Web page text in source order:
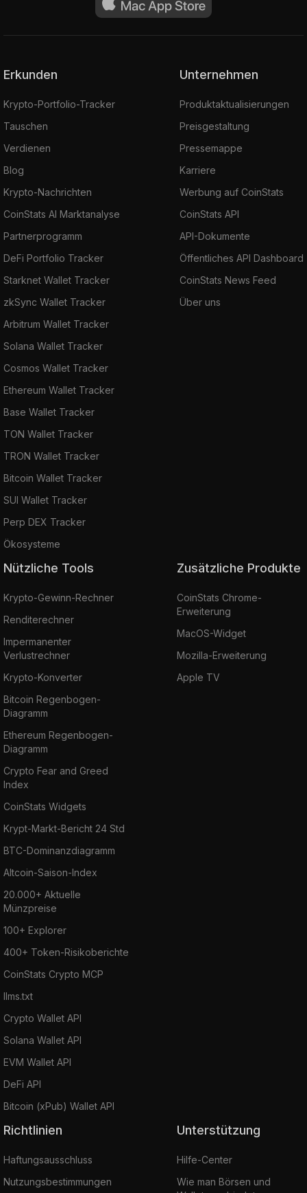
Erkunden
Krypto-Portfolio-Tracker
Tauschen
Verdienen
Blog
Krypto-Nachrichten
CoinStats AI Marktanalyse
Partnerprogramm
DeFi Portfolio Tracker
Starknet Wallet Tracker
zkSync Wallet Tracker
Arbitrum Wallet Tracker
Solana Wallet Tracker
Cosmos Wallet Tracker
Ethereum Wallet Tracker
Base Wallet Tracker
TON Wallet Tracker
TRON Wallet Tracker
Bitcoin Wallet Tracker
SUI Wallet Tracker
Perp DEX Tracker
Ökosysteme
Unternehmen
Produktaktualisierungen
Preisgestaltung
Pressemappe
Karriere
Werbung auf CoinStats
CoinStats API
API-Dokumente
Öffentliches API Dashboard
CoinStats News Feed
Über uns
Nützliche Tools
Krypto-Gewinn-Rechner
Renditerechner
Impermanenter
Verlustrechner
Krypto-Konverter
Bitcoin Regenbogen-
Diagramm
Ethereum Regenbogen-
Diagramm
Crypto Fear and Greed
Index
CoinStats Widgets
Krypt-Markt-Bericht 24 Std
BTC-Dominanzdiagramm
Altcoin-Saison-Index
20.000+ Aktuelle
Münzpreise
100+ Explorer
400+ Token-Risikoberichte
CoinStats Crypto MCP
llms.txt
Crypto Wallet API
Solana Wallet API
EVM Wallet API
DeFi API
Bitcoin (xPub) Wallet API
Zusätzliche Produkte
CoinStats Chrome-
Erweiterung
MacOS-Widget
Mozilla-Erweiterung
Apple TV
Richtlinien
Haftungsausschluss
Nutzungsbestimmungen
Unterstützung
Hilfe-Center
Wie man Börsen und